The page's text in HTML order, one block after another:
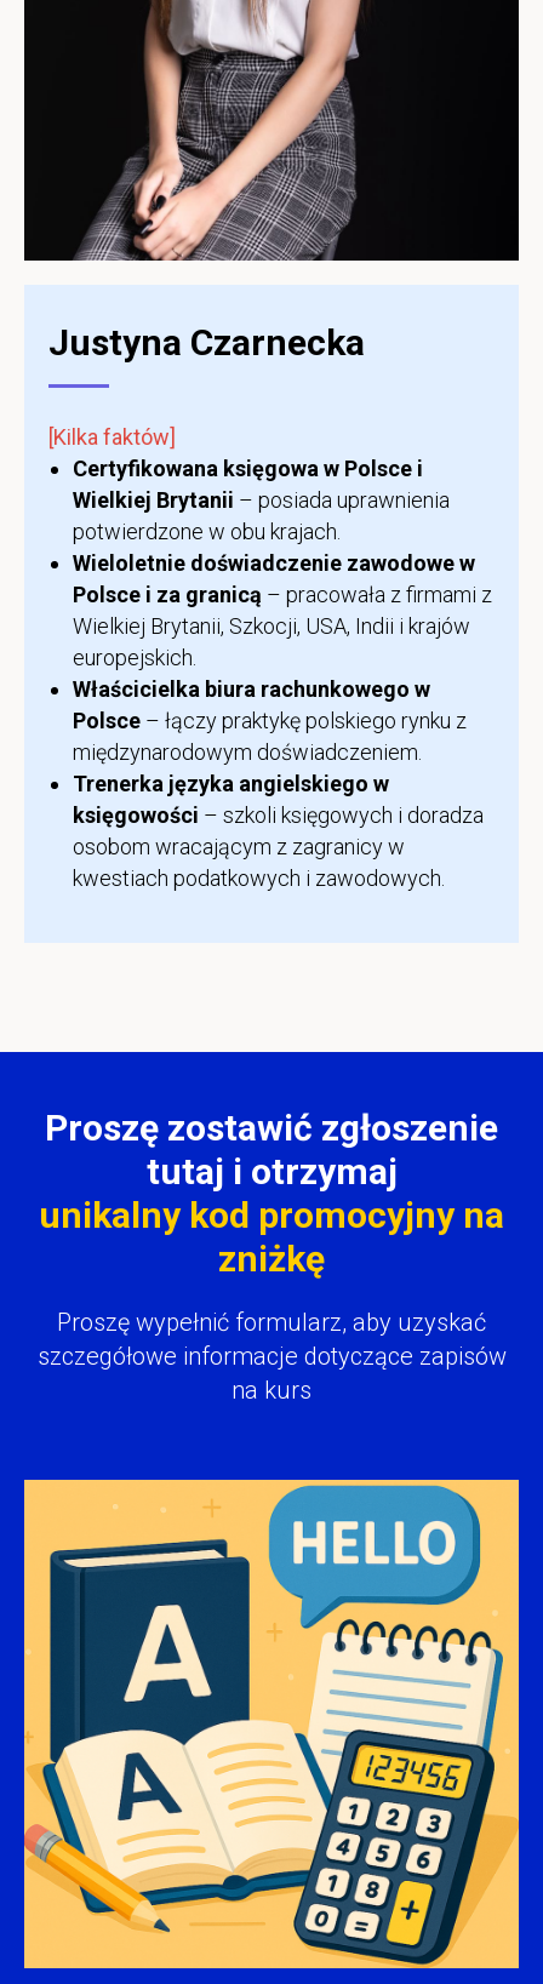
Justyna Czarnecka
[Kilka faktów]
Certyfikowana księgowa w Polsce i
Wielkiej Brytanii – posiada uprawnienia
potwierdzone w obu krajach.
Wieloletnie doświadczenie zawodowe w
Polsce i za granicą – pracowała z firmami z
Wielkiej Brytanii, Szkocji, USA, Indii i krajów
europejskich.
Właścicielka biura rachunkowego w
Polsce – łączy praktykę polskiego rynku z
międzynarodowym doświadczeniem.
Trenerka języka angielskiego w
księgowości – szkoli księgowych i doradza
osobom wracającym z zagranicy w
kwestiach podatkowych i zawodowych.
Proszę zostawić zgłoszenie
tutaj i otrzymaj
unikalny kod promocyjny na
zniżkę
Proszę wypełnić formularz, aby uzyskać
szczegółowe informacje dotyczące zapisów
na kurs